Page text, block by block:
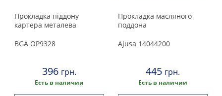
Прокладка піддону
картера металева
BGA OP9328
396 грн.
Есть в наличии
Прокладка масляного
поддона
Ajusa 14044200
445 грн.
Есть в наличии